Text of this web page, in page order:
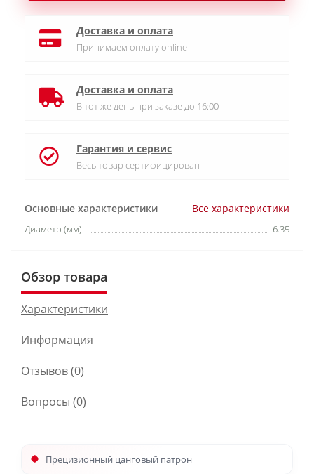
Основные характеристики Все характеристики
Диаметр (мм): 6.35
Доставка и оплата
Принимаем оплату online
Доставка и оплата
В тот же день при заказе до 16:00
Гарантия и сервис
Весь товар сертифицирован
Обзор товара
Характеристики
Информация
Отзывов (0)
Вопросы (0)
Прецизионный цанговый патрон